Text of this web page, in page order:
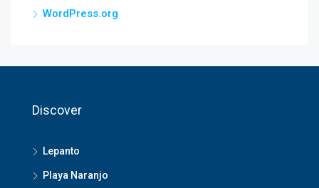
WordPress.org
Discover
Lepanto
Playa Naranjo